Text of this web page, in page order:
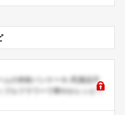
ムの米粉パンケーキ♪乳製品不
ブルフラワーで華やかレシピ♡